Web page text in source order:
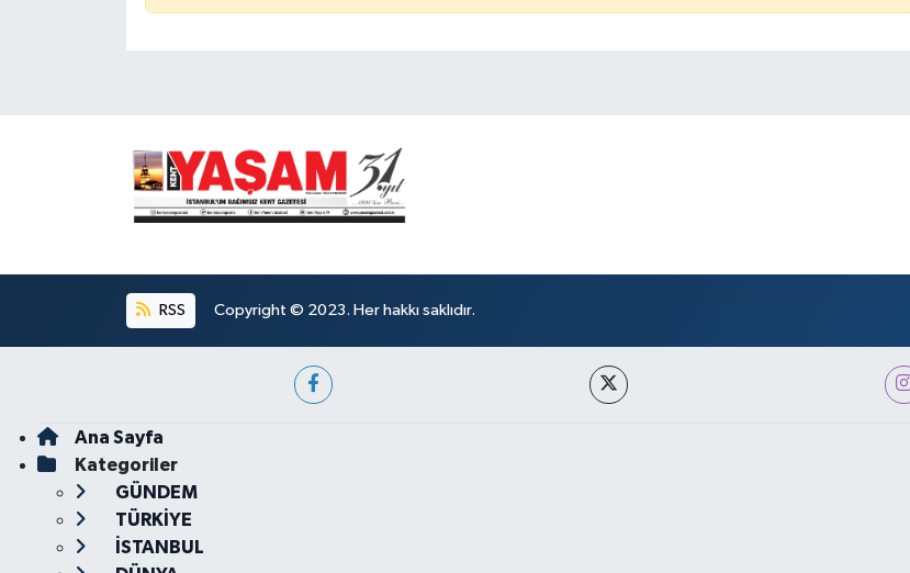
RSS Copyright © 2023. Her hakkı saklıdır.
Ana Sayfa
Kategoriler
GÜNDEM
TÜRKİYE
İSTANBUL